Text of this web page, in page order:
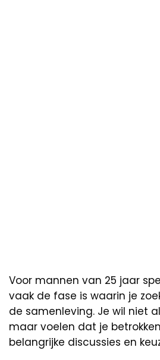
Voor mannen van 25 jaar
vaak de fase is waarin je
de samenleving. Je wil niet
maar voelen dat je
belangrijke discussies en